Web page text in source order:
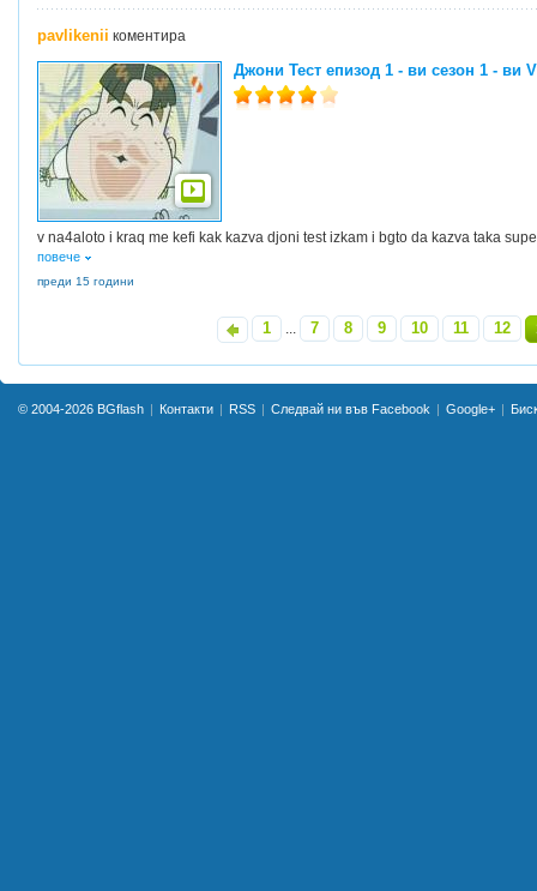
pavlikenii коментира
Джони Тест епизод 1 - ви сезон 1 - ви
v na4aloto i kraq me kefi kak kazva djoni test izkam i bgto da kazva taka
повече
преди 15 години
1 ... 7 8 9 10 11 12
© 2004-2026 BGflash Контакти RSS Следвай ни във Facebook Google+